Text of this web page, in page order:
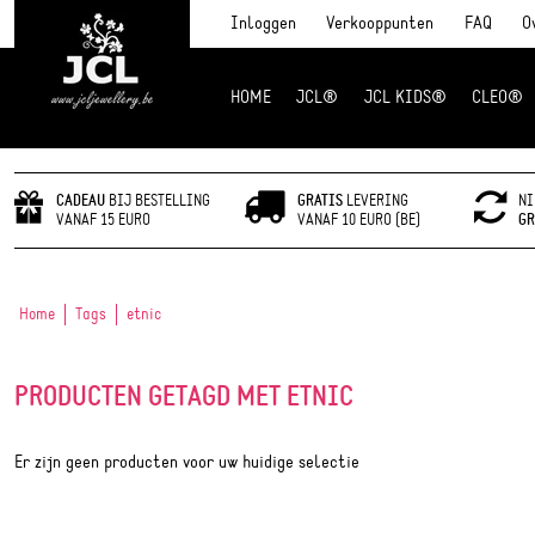
Inloggen Verkooppunten FAQ
HOME JCL® JCL KIDS® CLEO®
CADEAU BIJ BESTELLING
VANAF 15 EURO
GRATISLEVERING
VANAF 10 EURO (BE)
Home Tags etnic
PRODUCTEN GETAGD MET ETNIC
Er zijn geen producten voor uw huidige selectie